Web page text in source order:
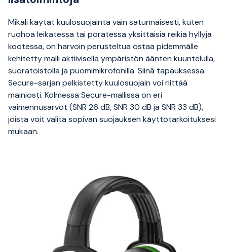
Mikäli käytät kuulosuojainta vain satunnaisesti, kuten
ruohoa leikatessa tai poratessa yksittäisiä reikiä hyllyjä
kootessa, on harvoin perusteltua ostaa pidemmälle
kehitetty malli aktiivisella ympäristön äänten kuuntelulla,
suoratoistolla ja puomimikrofonilla. Siinä tapauksessa
Secure-sarjan pelkistetty kuulosuojain voi riittää
mainiosti. Kolmessa Secure-mallissa on eri
vaimennusarvot (SNR 26 dB, SNR 30 dB ja SNR 33 dB),
joista voit valita sopivan suojauksen käyttötarkoituksesi
mukaan.